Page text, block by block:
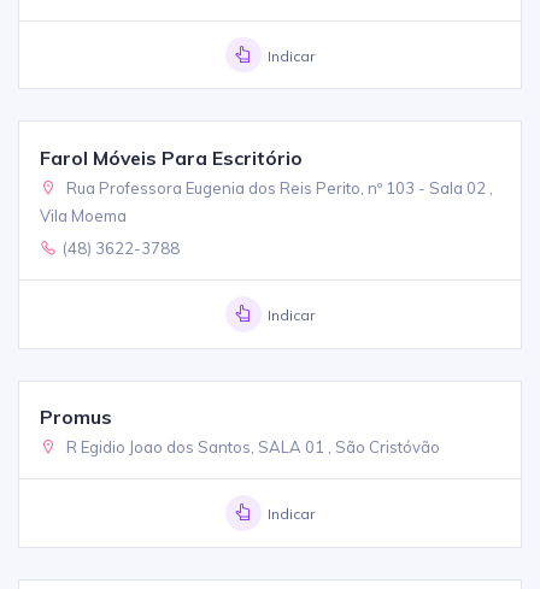
Indicar
Farol Móveis Para Escritório
Rua Professora Eugenia dos Reis Perito, nº 103 - Sala 02 ,
Vila Moema
(48) 3622-3788
Indicar
Promus
R Egidio Joao dos Santos, SALA 01 , São Cristóvão
Indicar